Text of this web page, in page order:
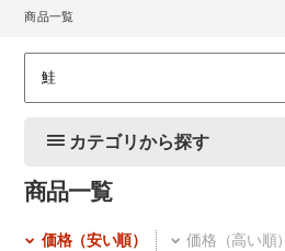
商品一覧
カテゴリから探す
商品一覧
価格（安い順） 価格（高い順）